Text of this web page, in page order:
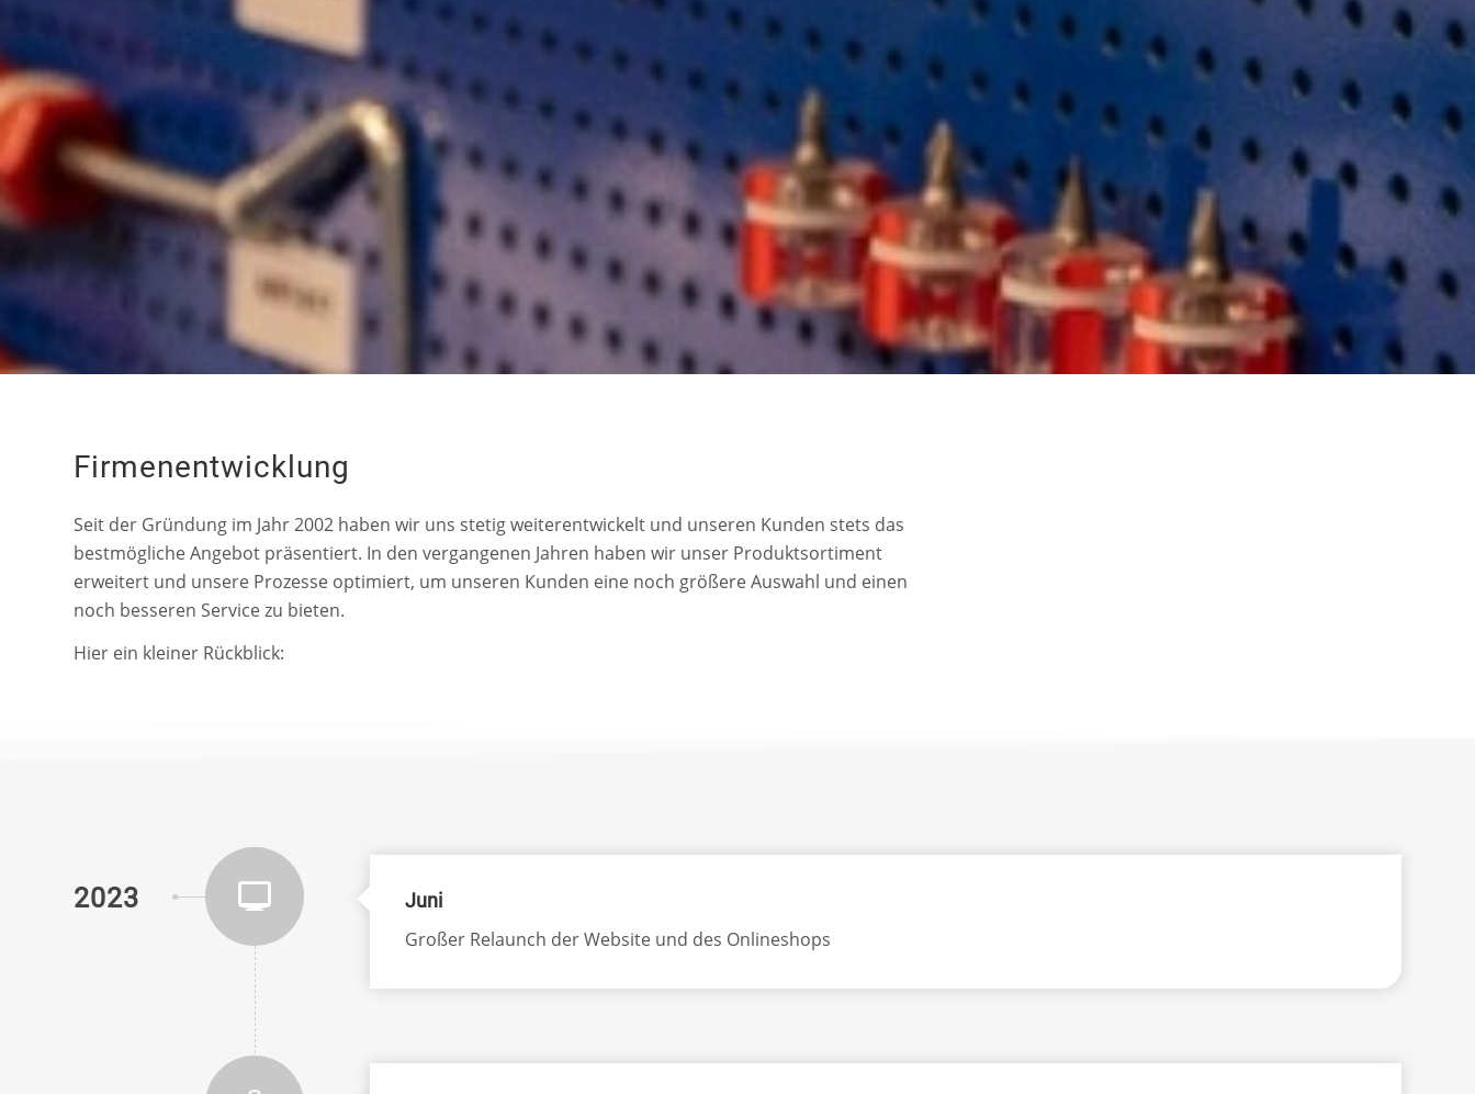
Firmenentwicklung
Seit der Gründung im Jahr 2002 haben wir uns stetig weiterentwickelt und unseren Kunden stets das
bestmögliche Angebot präsentiert. In den vergangenen Jahren haben wir unser Produktsortiment
erweitert und unsere Prozesse optimiert, um unseren Kunden eine noch größere Auswahl und einen
noch besseren Service zu bieten.
Hier ein kleiner Rückblick:
2023 Juni
Großer Relaunch der Website und des Onlineshops